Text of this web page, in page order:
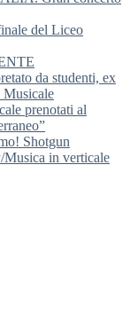
del Liceo
da studenti, ex
Musicale
prenotati al
Shotgun
in verticale